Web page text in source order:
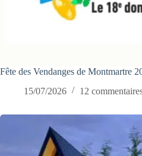
Fête des Vendanges de Montmartre
15/07/2026
12